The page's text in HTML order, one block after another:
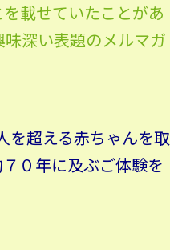
載せていたことがあ
深い表題のメルマガ
超える赤ちゃんを取
０年に及ぶご体験を